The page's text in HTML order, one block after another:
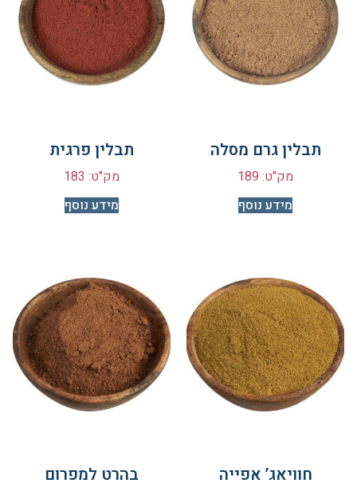
תבלין גרם מסלה
מק"ט: 189
מידע נוסף
תבלין פרגית
מק"ט: 183
מידע נוסף
חוויאג’ אפייה בהרט למפרום